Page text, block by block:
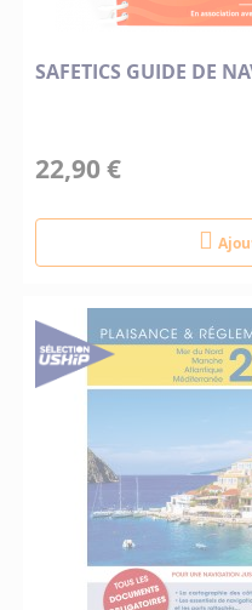
SAFETICS GUIDE DE
22,90 €